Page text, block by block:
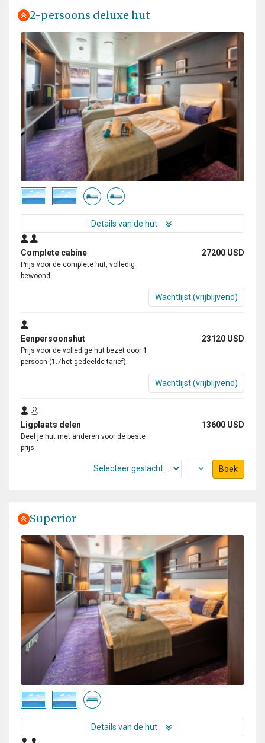
2-persoons deluxe hut
Details van de hut
Complete cabine 27200 USD
Prijs voor de complete hut, volledig
bewoond.
Wachtlijst (vrijblijvend)
Eenpersoonshut 23120 USD
Prijs voor de volledige hut bezet door 1
persoon (1.7het gedeelde tarief).
Wachtlijst (vrijblijvend)
Ligplaats delen 13600 USD
Deel je hut met anderen voor de beste
prijs.
Boek
Superior
Details van de hut